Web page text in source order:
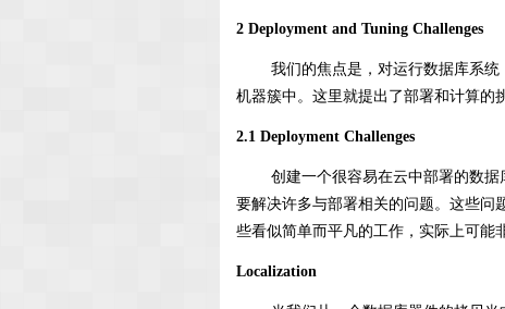
2 Deployment and Tuning Challenges
我们的焦点是，对运行数据库系统
机器簇中。这里就提出了部署和计算的
2.1 Deployment Challenges
创建一个很容易在云中部署的数据
要解决许多与部署相关的问题。这些问
些看似简单而平凡的工作，实际上可能
Localization